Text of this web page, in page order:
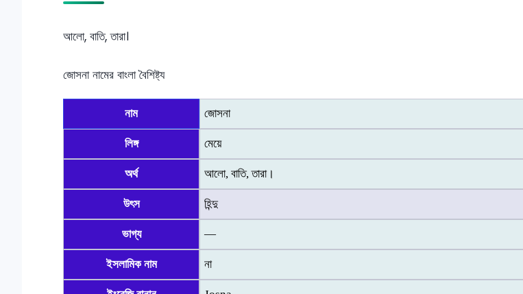
আলো, বাতি, তারা।
জোসনা নামের বাংলা বৈশিষ্ট্য
নাম জোসনা
লিঙ্গ মেয়ে
অর্থ আলো, বাতি, তারা।
উৎস হিন্দু
ভাগ্য —
ইসলামিক নাম না